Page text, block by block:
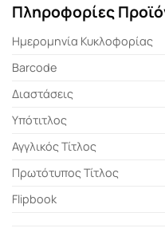
Πληροφορίες
Ημερομηνία Κυκλοφορίας
Barcode
Διαστάσεις
Υπότιτλος
Αγγλικός Τίτλος
Πρωτότυπος Τίτλος
Flipbook